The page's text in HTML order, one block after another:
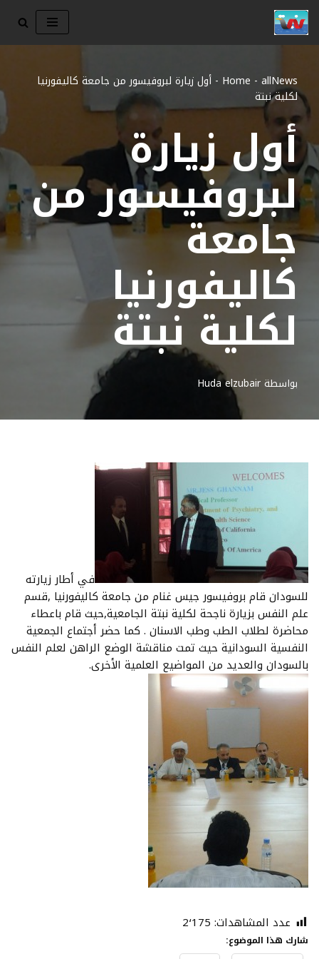
تخطى
المحتوى
Home - allNews
- أول زيارة لبروفيسور من جامعة كاليفورنيا
لكلية نبتة
أول زيارة
لبروفيسور من
جامعة
كاليفورنيا
لكلية نبتة
بواسطة Huda elzubair
في أطار زيارته
للسودان قام بروفيسور جيس غنام من جامعة كاليفورنيا ,قسم
علم النفس بزيارة ناجحة لكلية نبتة الجامعية,حيث قام باعطاء
محاضرة لطلاب الطب وطب الاسنان . كما حضر أجتماع الجمعية
النفسية السودانية حيث تمت مناقشة الوضع الراهن لعلم النفس
بالسودان والعديد من المواضيع العلمية الأخرى.
عدد المشاهدات: 2٬175
شارك هذا الموضوع: